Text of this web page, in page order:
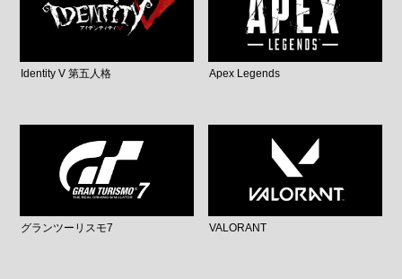
Identity V 第五人格 Apex Legends
グランツーリスモ7 VALORANT